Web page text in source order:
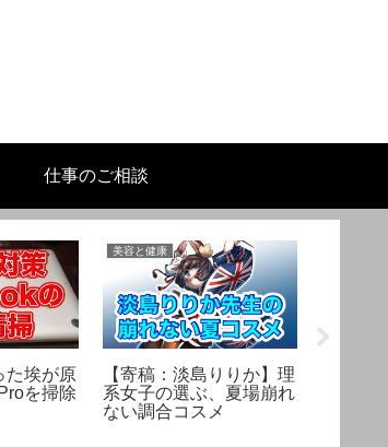
仕事のご相談
た埃が原
を掃除
美容と健康
【寄稿：淡島りりか】理
系女子の選ぶ、夏場崩れ
ない調合コスメ